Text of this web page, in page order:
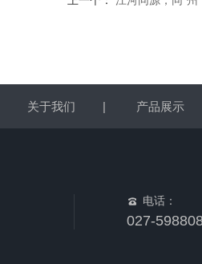
关于我们 | 产品展示
电话：
027-